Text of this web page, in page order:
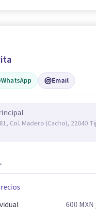
WhatsApp Email
Col. Madero (Cacho), 22040
600 MXN